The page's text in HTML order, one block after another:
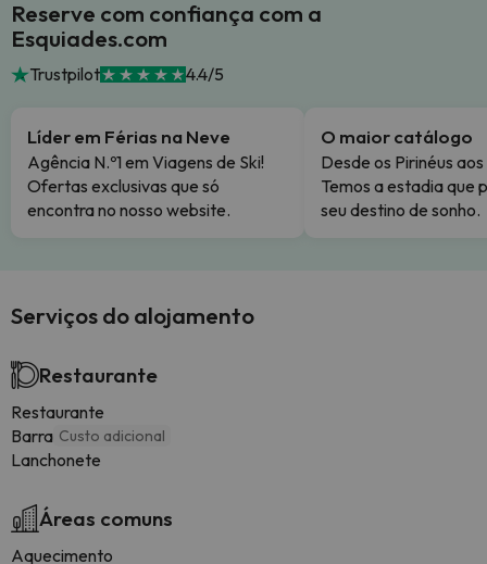
Reserve com confiança com a
Esquiades.com
Trustpilot 4.4/5
Líder em Férias na Neve
Agência N.º1 em Viagens de Ski!
Ofertas exclusivas que só
encontra no nosso website.
O maior catálogo
Desde os Pirinéus
Temos a estadia que
seu destino de sonho.
Serviços do alojamento
Restaurante
Restaurante
Barra Custo adicional
Lanchonete
Áreas comuns
Aquecimento